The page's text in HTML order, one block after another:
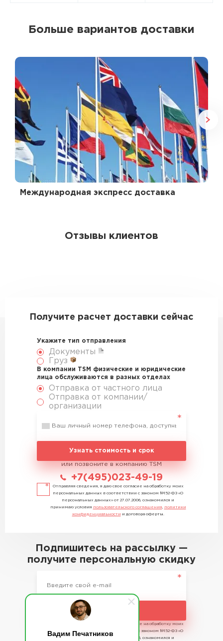
Вадим Печатников
Больше вариантов доставки
Международная экспресс доставка
Отзывы клиентов
Получите расчет доставки сейчас
Укажите тип отправления
Документы
Груз
В компании TSM физические и юридические
лица обслуживаются в разных отделах
Отправка от частного лица
Отправка от компании/
организации
Узнать стоимость и срок
или позвоните в компанию TSM
+7(495)023-49-19
Отправляя сведения, я даю свое согласие на обработку моих
персональных данных в соответствии с законом №152-ФЗ «О
персональных данных» от 27.07.2006, ознакомился и
принимаю условия пользовательского соглашения
политики
конфиденциальности и договора оферты.
Подпишитесь на рассылку —
получите персональную скидку
Подписаться
Отправляя сведения, я даю свое согласие на обработку моих
персональных данных в соответствии с законом №152-ФЗ «О
персональных данных» от 27.07.2006, ознакомился и